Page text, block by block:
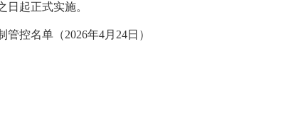
日起正式实施。
管控名单（2026年4月24日）